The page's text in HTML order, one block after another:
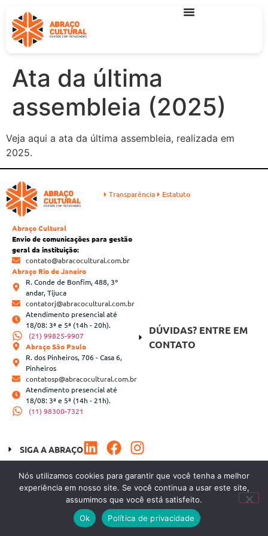
Ata da última
assembleia (2025)
Veja aqui a ata da última assembleia, realizada em
2025.
Transparência Estatuto
DÚVIDAS? ENTRE EM
CONTATO
Abraço Cultural
Envio de comunicações para gestão
geral da instituição:
contato@abracocultural.com.br
Abraço Rio de Janeiro
R. Conde de Bonfim, 488, 3º
andar, Tijuca
contatorj@abracocultural.com.br
Atendimento presencial até
18/08: 3ª e 5ª (14h - 20h).
(21) 99825-9907
Abraço São Paulo
R. dos Pinheiros, 706 - Casa 6,
Pinheiros
contatosp@abracocultural.com.br
Atendimento presencial até
18/08: 3ª e 5ª (14h - 21h).
(11) 98300-7321
Copyright 2023 Abraço Cultural | Desenvolvido porWebinhood
SIGA A ABRAÇO
Nós utilizamos cookies para garantir que você tenha a melhor
experiência em nosso site. Se você continua a usar este site,
assumimos que você está satisfeito.
Ok
Política de privacidade